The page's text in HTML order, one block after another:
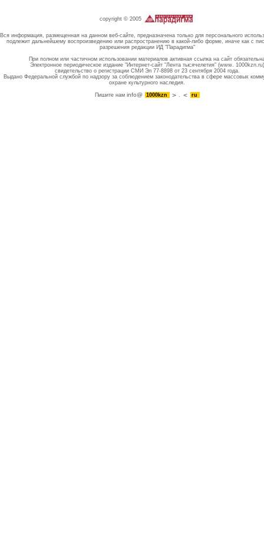
copyright © 2005
Вся информация, размещенная на данном веб-сайте, предназначена только для персонального
подлежит дальнейшему воспроизведению или распространению в какой-либо форме, иначе как с
разрешения редакции ИД "Парадигма"
При полном или частичном использовании материалов активная ссылка на сайт
Электронное периодическое издание "Интернет-сайт "Лента тысячелетия" (www. 1000kzn.ru)
свидетельство о регистрации СМИ Эл 77-8898 от 23 сентября 2004 года.
Выдано Федеральной службой по надзору за соблюдением законодательства в сфере массовых
охране культурного наследия.
Пишите намinfo@ 1000kzn . ru